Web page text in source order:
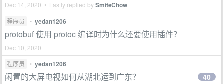
Dec 14, 2020 • Lastly replied bySmiteChow
程序员 • yedan1206
protobuf 使用 protoc 编译时为什么还要使用插件？
Dec 10, 2020
程序员
• yedan1206
闲置的大屏电视如何从湖北运到广东？ 40